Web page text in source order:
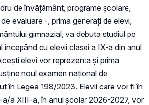
de învățământ, programe școlare,
evaluare -, prima generați de elevi,
gimnazial, va debuta studiul pe
începând cu elevii clasei a IX-a din anul
elevi vor reprezenta și prima
noul examen național de
în Legea 198/2023. Elevii care vor fi în
a XIII-a, în anul școlar 2026-2027, vor